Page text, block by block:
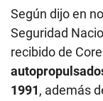
Según dijo en
Seguridad
recibido de
1991, además